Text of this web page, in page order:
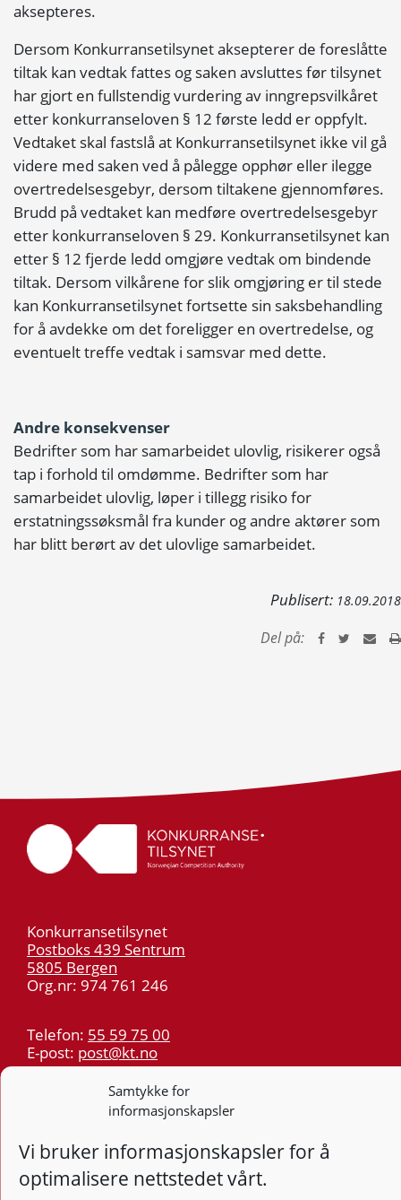
Samtykke for
informasjonskapsler
Vi bruker informasjonskapsler for å
optimalisere nettstedet vårt.
aksepteres.
Dersom Konkurransetilsynet aksepterer de foreslåtte
tiltak kan vedtak fattes og saken avsluttes før tilsynet
har gjort en fullstendig vurdering av inngrepsvilkåret
etter konkurranseloven § 12 første ledd er oppfylt.
Vedtaket skal fastslå at Konkurransetilsynet ikke vil gå
videre med saken ved å pålegge opphør eller ilegge
overtredelsesgebyr, dersom tiltakene gjennomføres.
Brudd på vedtaket kan medføre overtredelsesgebyr
etter konkurranseloven § 29. Konkurransetilsynet kan
etter § 12 fjerde ledd omgjøre vedtak om bindende
tiltak. Dersom vilkårene for slik omgjøring er til stede
kan Konkurransetilsynet fortsette sin saksbehandling
for å avdekke om det foreligger en overtredelse, og
eventuelt treffe vedtak i samsvar med dette.
Andre konsekvenser
Bedrifter som har samarbeidet ulovlig, risikerer også
tap i forhold til omdømme. Bedrifter som har
samarbeidet ulovlig, løper i tillegg risiko for
erstatningssøksmål fra kunder og andre aktører som
har blitt berørt av det ulovlige samarbeidet.
Publisert: 18.09.2018
Del på:
Konkurransetilsynet
Postboks 439 Sentrum
5805 Bergen
Org.nr: 974 761 246
Telefon: 55 59 75 00
E-post: post@kt.no
Nyhetsvarsel >>
Tilgjengelighetserklæring